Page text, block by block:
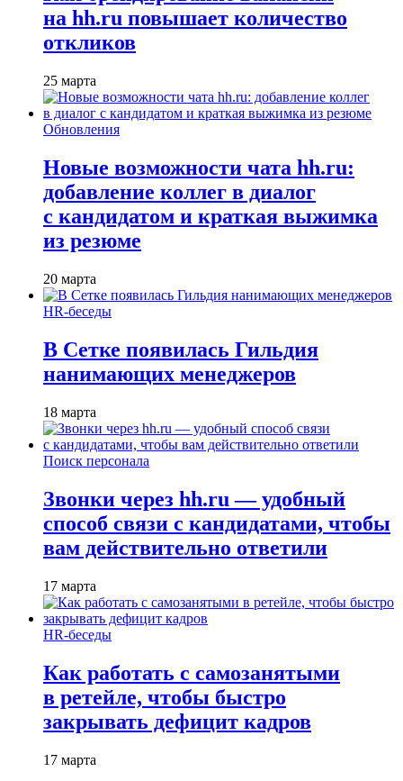
на hh.ru повышает количество
откликов
25 марта
Обновления
Новые возможности чата hh.ru:
добавление коллег в диалог
с кандидатом и краткая выжимка
из резюме
20 марта
HR-беседы
В Сетке появилась Гильдия
нанимающих менеджеров
18 марта
Поиск персонала
Звонки через hh.ru — удобный
способ связи с кандидатами, чтобы
вам действительно ответили
17 марта
HR-беседы
Как работать с самозанятыми
в ретейле, чтобы быстро
закрывать дефицит кадров
17 марта